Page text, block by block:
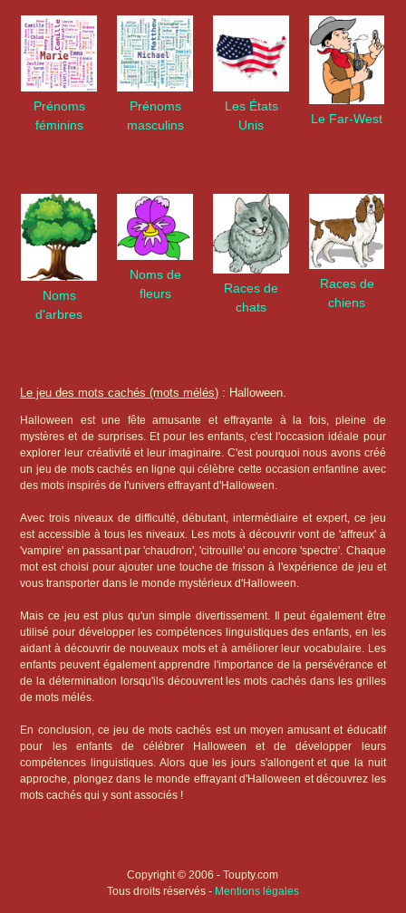
Prénoms
féminins
Prénoms
masculins
Les États
Unis
Le Far-West
Noms
d'arbres
Noms de
fleurs
Races de
chats
Races de
chiens
Le jeu des mots cachés (mots mélés) : Halloween.
Halloween est une fête amusante et effrayante à la fois, pleine de
mystères et de surprises. Et pour les enfants, c'est l'occasion idéale pour
explorer leur créativité et leur imaginaire. C'est pourquoi nous avons créé
un jeu de mots cachés en ligne qui célèbre cette occasion enfantine avec
des mots inspirés de l'univers effrayant d'Halloween.
Avec trois niveaux de difficulté, débutant, intermédiaire et expert, ce jeu
est accessible à tous les niveaux. Les mots à découvrir vont de 'affreux' à
'vampire' en passant par 'chaudron', 'citrouille' ou encore 'spectre'. Chaque
mot est choisi pour ajouter une touche de frisson à l'expérience de jeu et
vous transporter dans le monde mystérieux d'Halloween.
Mais ce jeu est plus qu'un simple divertissement. Il peut également être
utilisé pour développer les compétences linguistiques des enfants, en les
aidant à découvrir de nouveaux mots et à améliorer leur vocabulaire. Les
enfants peuvent également apprendre l'importance de la persévérance et
de la détermination lorsqu'ils découvrent les mots cachés dans les grilles
de mots mélés.
En conclusion, ce jeu de mots cachés est un moyen amusant et éducatif
pour les enfants de célébrer Halloween et de développer leurs
compétences linguistiques. Alors que les jours s'allongent et que la nuit
approche, plongez dans le monde effrayant d'Halloween et découvrez les
mots cachés qui y sont associés !
Copyright © 2006 - Toupty.com
Tous droits réservés - Mentions légales